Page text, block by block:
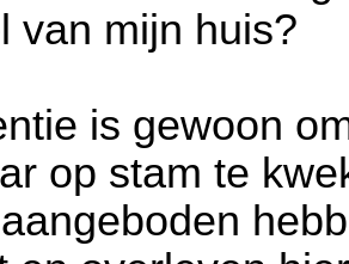
van mijn huis?
is gewoon
op stam te